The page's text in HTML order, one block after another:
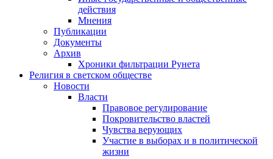
действия
Мнения
Публикации
Документы
Архив
Хроники фильтрации Рунета
Религия в светском обществе
Новости
Власти
Правовое регулирование
Покровительство властей
Чувства верующих
Участие в выборах и в политической
жизни